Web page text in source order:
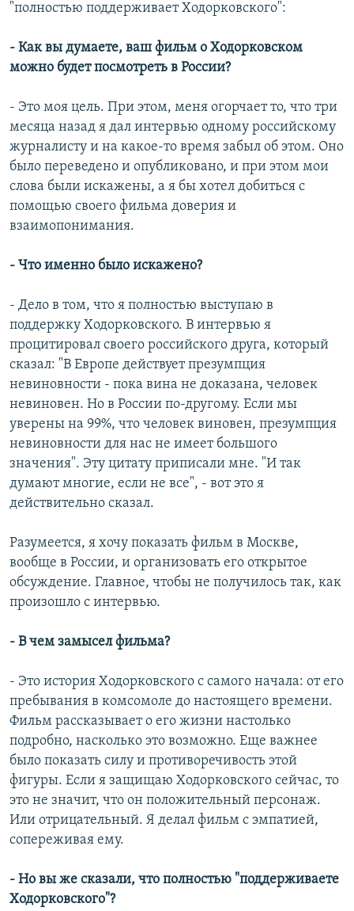
"полностью поддерживает Ходорковского":
- Как вы думаете, ваш фильм о Ходорковском
можно будет посмотреть в России?
- Это моя цель. При этом, меня огорчает то, что три
месяца назад я дал интервью одному российскому
журналисту и на какое-то время забыл об этом. Оно
было переведено и опубликовано, и при этом мои
слова были искажены, а я бы хотел добиться с
помощью своего фильма доверия и
взаимопонимания.
- Что именно было искажено?
- Дело в том, что я полностью выступаю в
поддержку Ходорковского. В интервью я
процитировал своего российского друга, который
сказал: "В Европе действует презумпция
невиновности - пока вина не доказана, человек
невиновен. Но в России по-другому. Если мы
уверены на 99%, что человек виновен, презумпция
невиновности для нас не имеет большого
значения". Эту цитату приписали мне. "И так
думают многие, если не все", - вот это я
действительно сказал.
Разумеется, я хочу показать фильм в Москве,
вообще в России, и организовать его открытое
обсуждение. Главное, чтобы не получилось так, как
произошло с интервью.
- В чем замысел фильма?
- Это история Ходорковского с самого начала: от его
пребывания в комсомоле до настоящего времени.
Фильм рассказывает о его жизни настолько
подробно, насколько это возможно. Еще важнее
было показать силу и противоречивость этой
фигуры. Если я защищаю Ходорковского сейчас, то
это не значит, что он положительный персонаж.
Или отрицательный. Я делал фильм с эмпатией,
сопереживая ему.
- Но вы же сказали, что полностью "поддерживаете
Ходорковского"?